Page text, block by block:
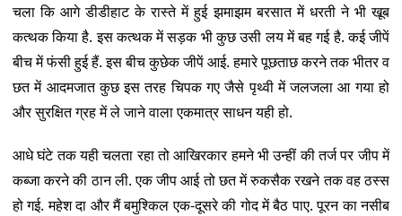
चला कि आगे डीडीहाट के रास्ते में हुई झमाझम बरसात में धरती ने भी खूब
कत्थक किया है. इस कत्थक में सड़क भी कुछ उसी लय में बह गई है. कई जीपें
बीच में फंसी हुई हैं. इस बीच कुछेक जीपें आई. हमारे पूछताछ करने तक भीतर व
छत में आदमजात कुछ इस तरह चिपक गए जैसे पृथ्वी में जलजला आ गया हो
और सुरक्षित ग्रह में ले जाने वाला एकमात्र साधन यही हो.
आधे घंटे तक यही चलता रहा तो आखिरकार हमने भी उन्हीं की तर्ज पर जीप में
कब्जा करने की ठान ली. एक जीप आई तो छत में रुकसैक रखने तक वह ठस्स
हो गई. महेश दा और मैं बमुश्किल एक-दूसरे की गोद में बैठ पाए. पूरन का नसीब